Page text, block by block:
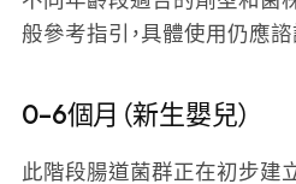
般參考指引，具體使用仍應
0–6個月（新生嬰兒）
此階段腸道菌群正在初步建